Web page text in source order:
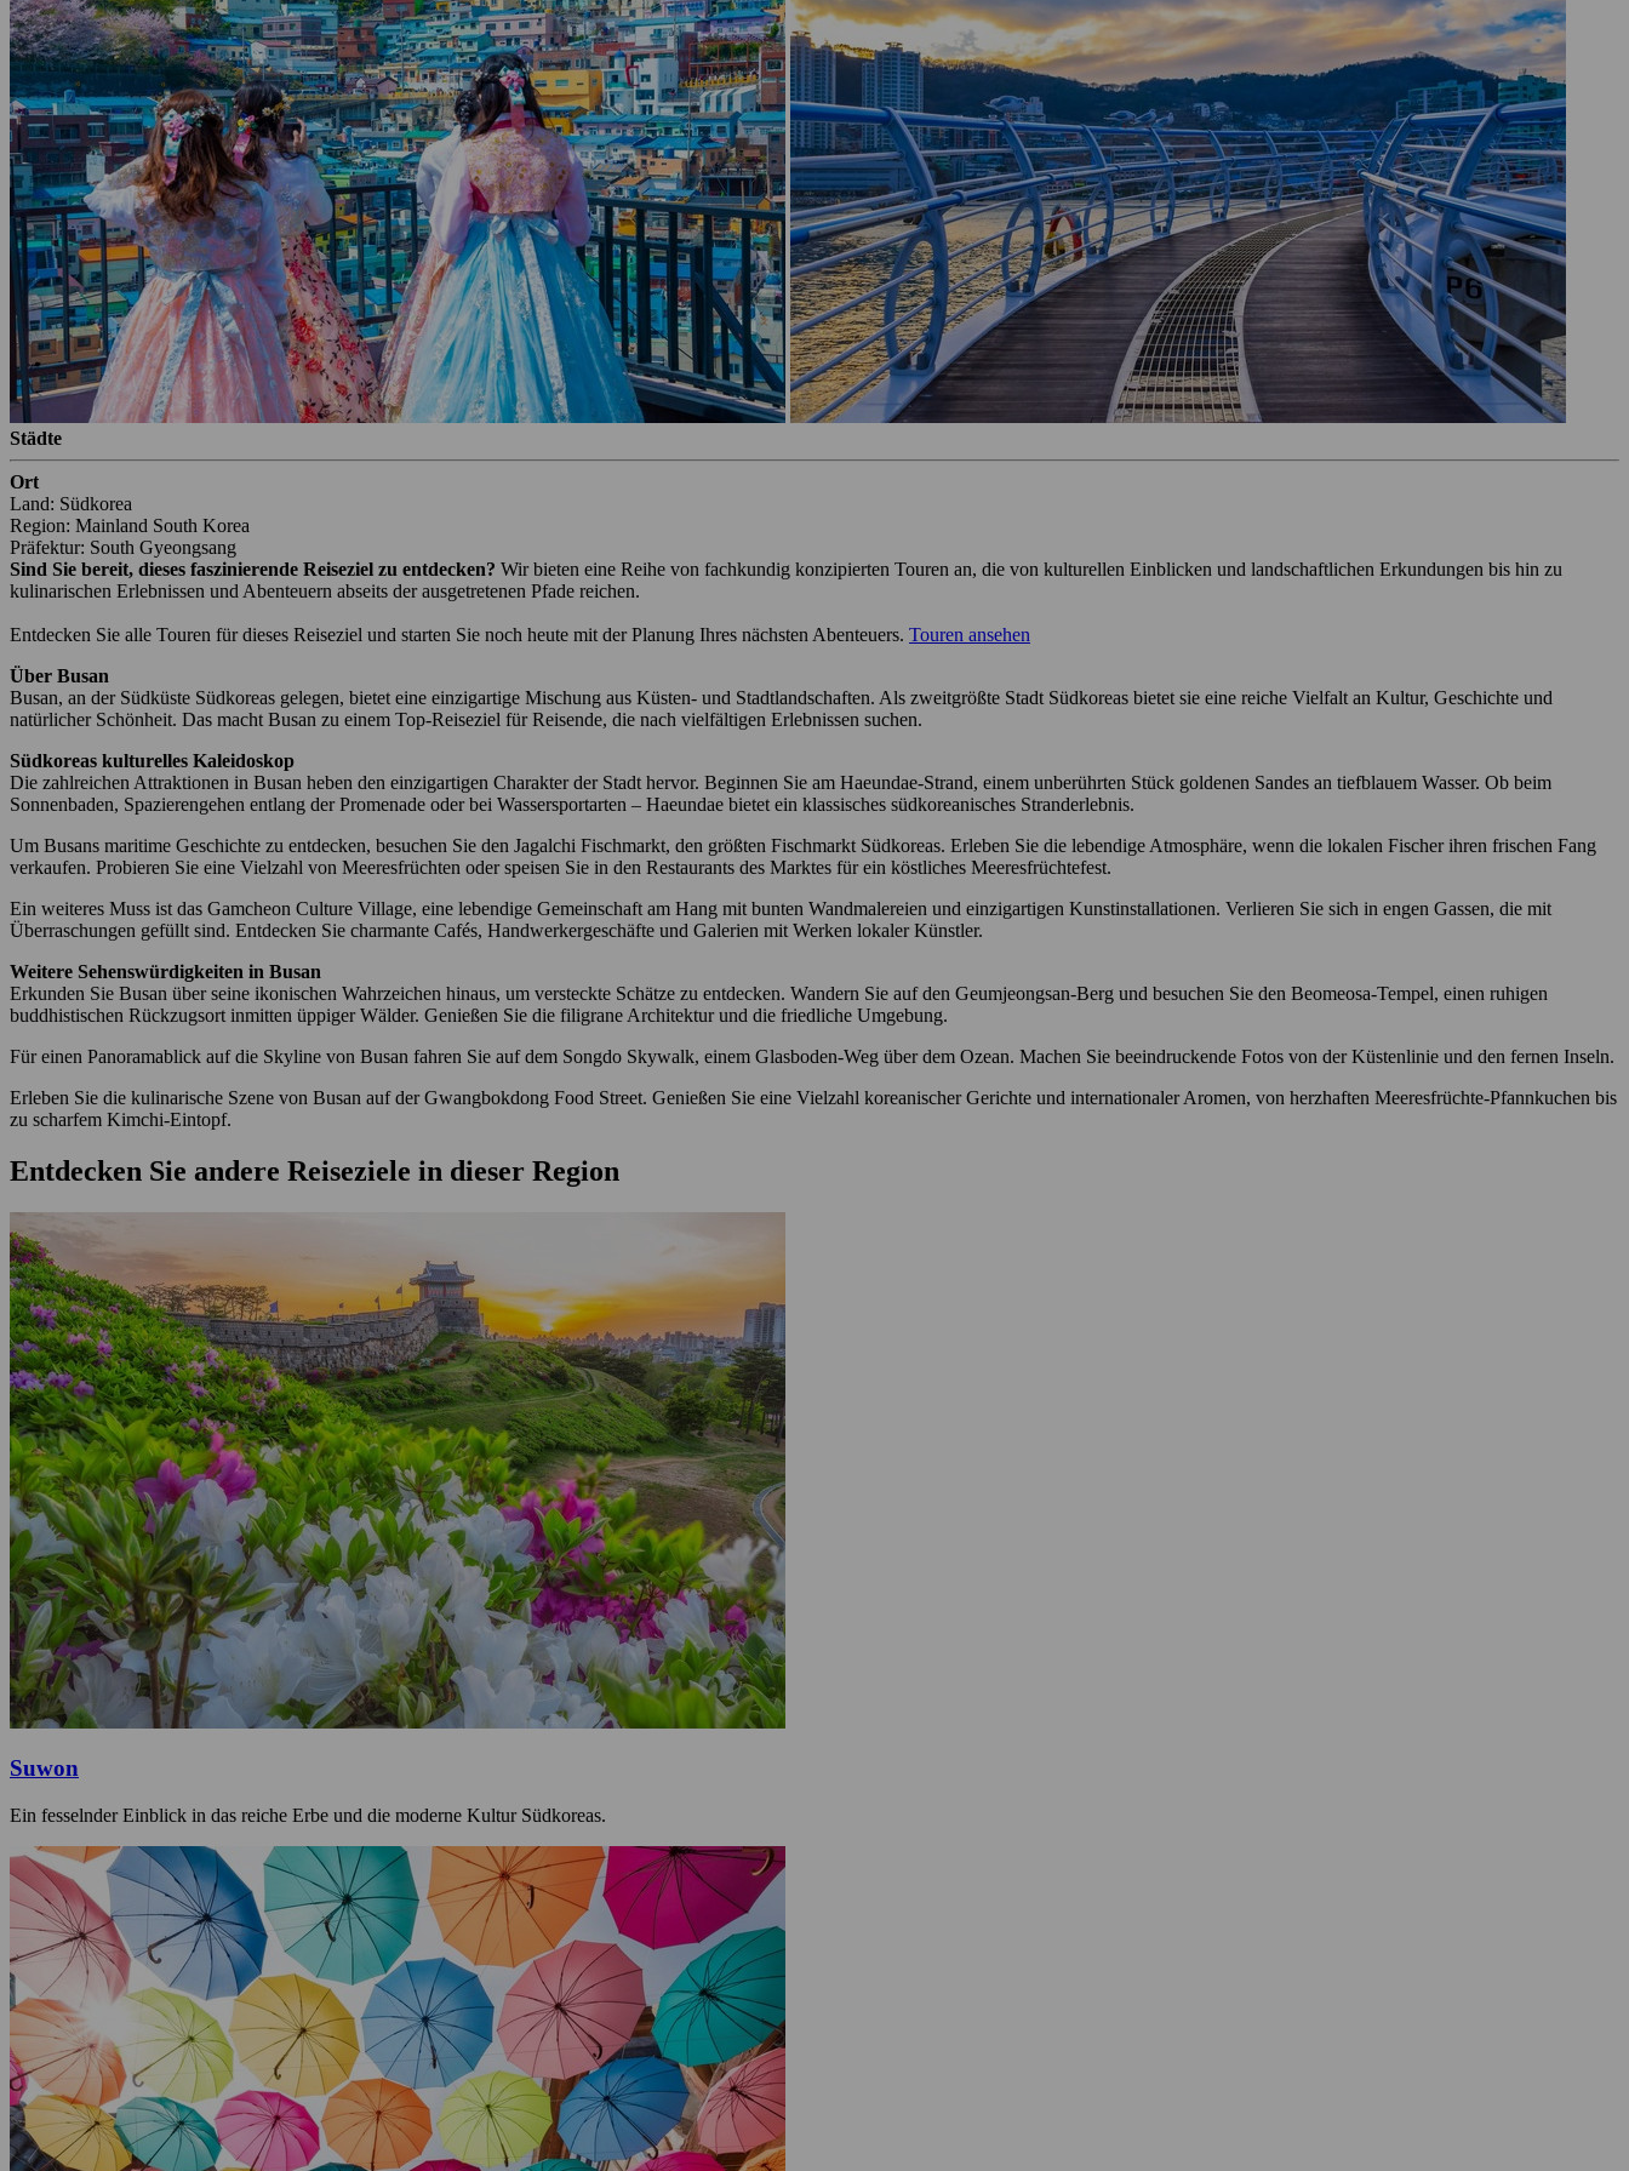
Städte
Ort
Land: Südkorea
Region: Mainland South Korea
Präfektur: South Gyeongsang
Sind Sie bereit, dieses faszinierende Reiseziel zu entdecken? Wir bieten eine Reihe von fachkundig konzipierten Touren an, die von kulturellen Einblicken und landschaftlichen Erkundungen bis hin zu
kulinarischen Erlebnissen und Abenteuern abseits der ausgetretenen Pfade reichen.
Entdecken Sie alle Touren für dieses Reiseziel und starten Sie noch heute mit der Planung Ihres nächsten Abenteuers. Touren ansehen
Über Busan
Busan, an der Südküste Südkoreas gelegen, bietet eine einzigartige Mischung aus Küsten- und Stadtlandschaften. Als zweitgrößte Stadt Südkoreas bietet sie eine reiche Vielfalt an Kultur, Geschichte und
natürlicher Schönheit. Das macht Busan zu einem Top-Reiseziel für Reisende, die nach vielfältigen Erlebnissen suchen.
Südkoreas kulturelles Kaleidoskop
Die zahlreichen Attraktionen in Busan heben den einzigartigen Charakter der Stadt hervor. Beginnen Sie am Haeundae-Strand, einem unberührten Stück goldenen Sandes an tiefblauem Wasser. Ob beim
Sonnenbaden, Spazierengehen entlang der Promenade oder bei Wassersportarten – Haeundae bietet ein klassisches südkoreanisches Stranderlebnis.
Um Busans maritime Geschichte zu entdecken, besuchen Sie den Jagalchi Fischmarkt, den größten Fischmarkt Südkoreas. Erleben Sie die lebendige Atmosphäre, wenn die lokalen Fischer ihren frischen Fang
verkaufen. Probieren Sie eine Vielzahl von Meeresfrüchten oder speisen Sie in den Restaurants des Marktes für ein köstliches Meeresfrüchtefest.
Ein weiteres Muss ist das Gamcheon Culture Village, eine lebendige Gemeinschaft am Hang mit bunten Wandmalereien und einzigartigen Kunstinstallationen. Verlieren Sie sich in engen Gassen, die mit
Überraschungen gefüllt sind. Entdecken Sie charmante Cafés, Handwerkergeschäfte und Galerien mit Werken lokaler Künstler.
Weitere Sehenswürdigkeiten in Busan
Erkunden Sie Busan über seine ikonischen Wahrzeichen hinaus, um versteckte Schätze zu entdecken. Wandern Sie auf den Geumjeongsan-Berg und besuchen Sie den Beomeosa-Tempel, einen ruhigen
buddhistischen Rückzugsort inmitten üppiger Wälder. Genießen Sie die filigrane Architektur und die friedliche Umgebung.
Für einen Panoramablick auf die Skyline von Busan fahren Sie auf dem Songdo Skywalk, einem Glasboden-Weg über dem Ozean. Machen Sie beeindruckende Fotos von der Küstenlinie und den fernen Inseln.
Erleben Sie die kulinarische Szene von Busan auf der Gwangbokdong Food Street. Genießen Sie eine Vielzahl koreanischer Gerichte und internationaler Aromen, von herzhaften Meeresfrüchte-Pfannkuchen bis
zu scharfem Kimchi-Eintopf.
Entdecken Sie andere Reiseziele in dieser Region
Suwon
Ein fesselnder Einblick in das reiche Erbe und die moderne Kultur Südkoreas.